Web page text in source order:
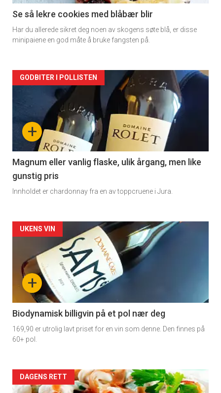
2
Se så lekre cookies med blåbær blir
Har du allerede sikret deg noen av skogens søte blå, er disse
minipaiene en god måte å bruke fangsten på.
Forsiden
akkurat
nå
3
+
GODBITER I POLLISTEN
Magnum eller vanlig flaske, ulik årgang, men like
gunstig pris
Innholdet er chardonnay fra en av toppcruene i Jura.
Forsiden
akkurat
nå
4
+
UKENS VIN
Biodynamisk billigvin på et pol nær deg
169,90 er utrolig lavt priset for en vin som denne. Den finnes på
60+ pol.
Forsiden
DAGENS RETT